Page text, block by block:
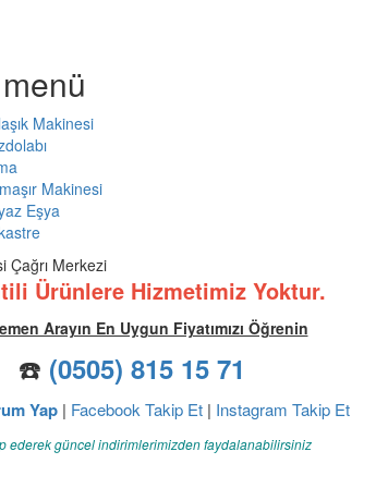
Makinesi
Makinesi
Eşya
Çağrı Merkezi
Ürünlere Hizmetimiz Yoktur.
Arayın En Uygun Fiyatımızı Öğrenin
☎️ (0505) 815 15 71
Yap| Facebook Takip Et| Instagram Takip Et
ederek güncel indirimlerimizden faydalanabilirsiniz